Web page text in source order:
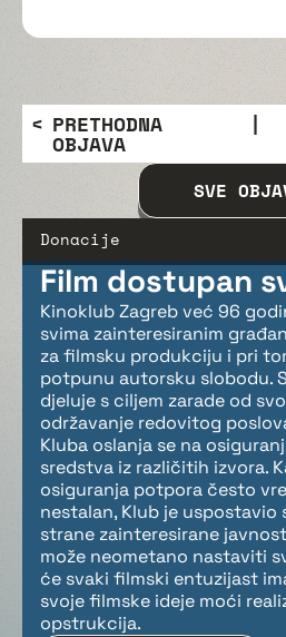
PRETHODNA
OBJAVA
|
SVE
Donacije
Film dostupan
Kinoklub Zagreb već 96
svima zainteresiranim
za filmsku produkciju i pri
potpunu autorsku slobodu.
djeluje s ciljem zarade od
održavanje redovitog
Kluba oslanja se na
sredstva iz različitih izvora.
osiguranja potpora često
nestalan, Klub je
strane zainteresirane
može neometano nastaviti
će svaki filmski entuzijast
svoje filmske ideje moći
opstrukcija.